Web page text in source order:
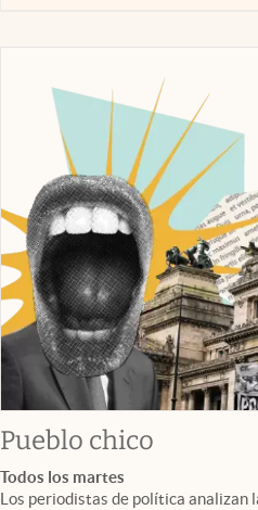
Pueblo chico
Todos los martes
Los periodistas de política analizan